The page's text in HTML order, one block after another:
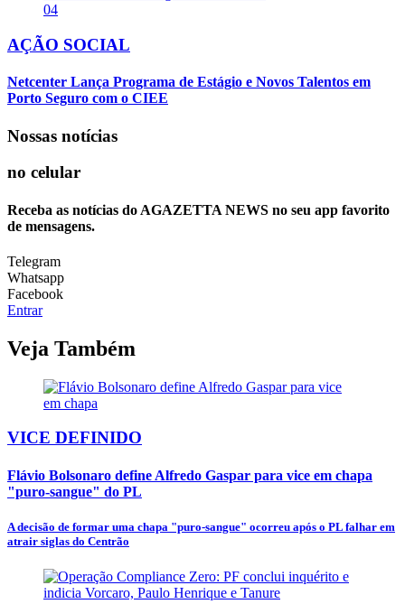
04
AÇÃO SOCIAL
Netcenter Lança Programa de Estágio e Novos Talentos em
Porto Seguro com o CIEE
Nossas notícias
no celular
Receba as notícias do AGAZETTA NEWS no seu app favorito
de mensagens.
Telegram
Whatsapp
Facebook
Entrar
Veja Também
VICE DEFINIDO
Flávio Bolsonaro define Alfredo Gaspar para vice em chapa
"puro-sangue" do PL
A decisão de formar uma chapa "puro-sangue" ocorreu após o PL falhar em
atrair siglas do Centrão